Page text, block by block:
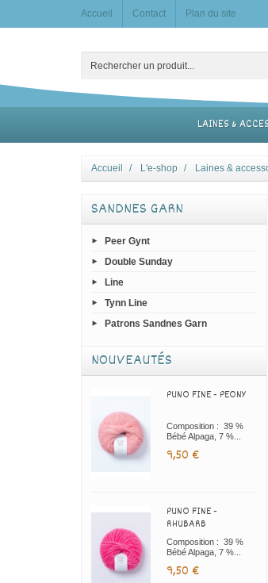
Accueil Contact Plan du site
LAINES &
Accueil L'e-shop Laines &
SANDNES GARN
Peer Gynt
Double Sunday
Line
Tynn Line
Patrons Sandnes Garn
NOUVEAUTÉS
PUNO FINE - PEONY
Composition : 39 %
Bébé Alpaga, 7 %...
9,50 €
PUNO FINE -
RHUBARB
Composition : 39 %
Bébé Alpaga, 7 %...
9,50 €